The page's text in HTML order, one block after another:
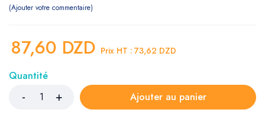
Ajouter votre commentaire
87,60 DZD Prix HT : 73,62 DZD
Quantité
Ajouter au panier